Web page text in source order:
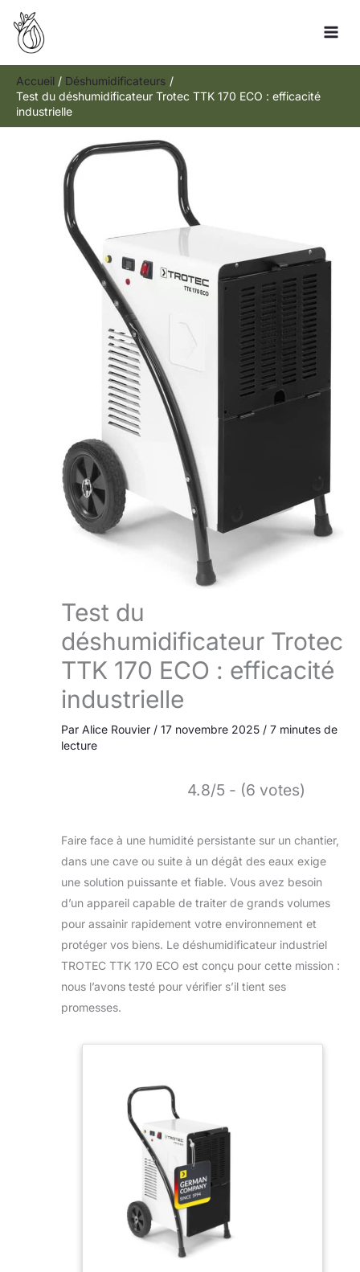
Aller
contenu
Accueil
Déshumidificateurs
Test du déshumidificateur Trotec TTK 170 ECO : efficacité
industrielle
Test du
déshumidificateur Trotec
TTK 170 ECO : efficacité
industrielle
Par Alice Rouvier / 17 novembre 2025 / 7 minutes de
lecture
4.8/5 - (6 votes)
Faire face à une humidité persistante sur un chantier,
dans une cave ou suite à un dégât des eaux exige
une solution puissante et fiable. Vous avez besoin
d’un appareil capable de traiter de grands volumes
pour assainir rapidement votre environnement et
protéger vos biens. Le déshumidificateur industriel
TROTEC TTK 170 ECO est conçu pour cette mission :
nous l’avons testé pour vérifier s’il tient ses
promesses.
Rechercher